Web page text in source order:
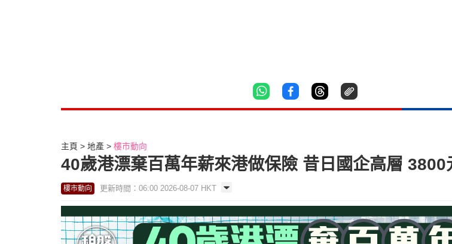
主頁 地產 樓市動向
40歲港漂棄百萬年薪來港做保險 昔日國企高層
樓市動向 更新時間：06:00 2026-08-07 HKT